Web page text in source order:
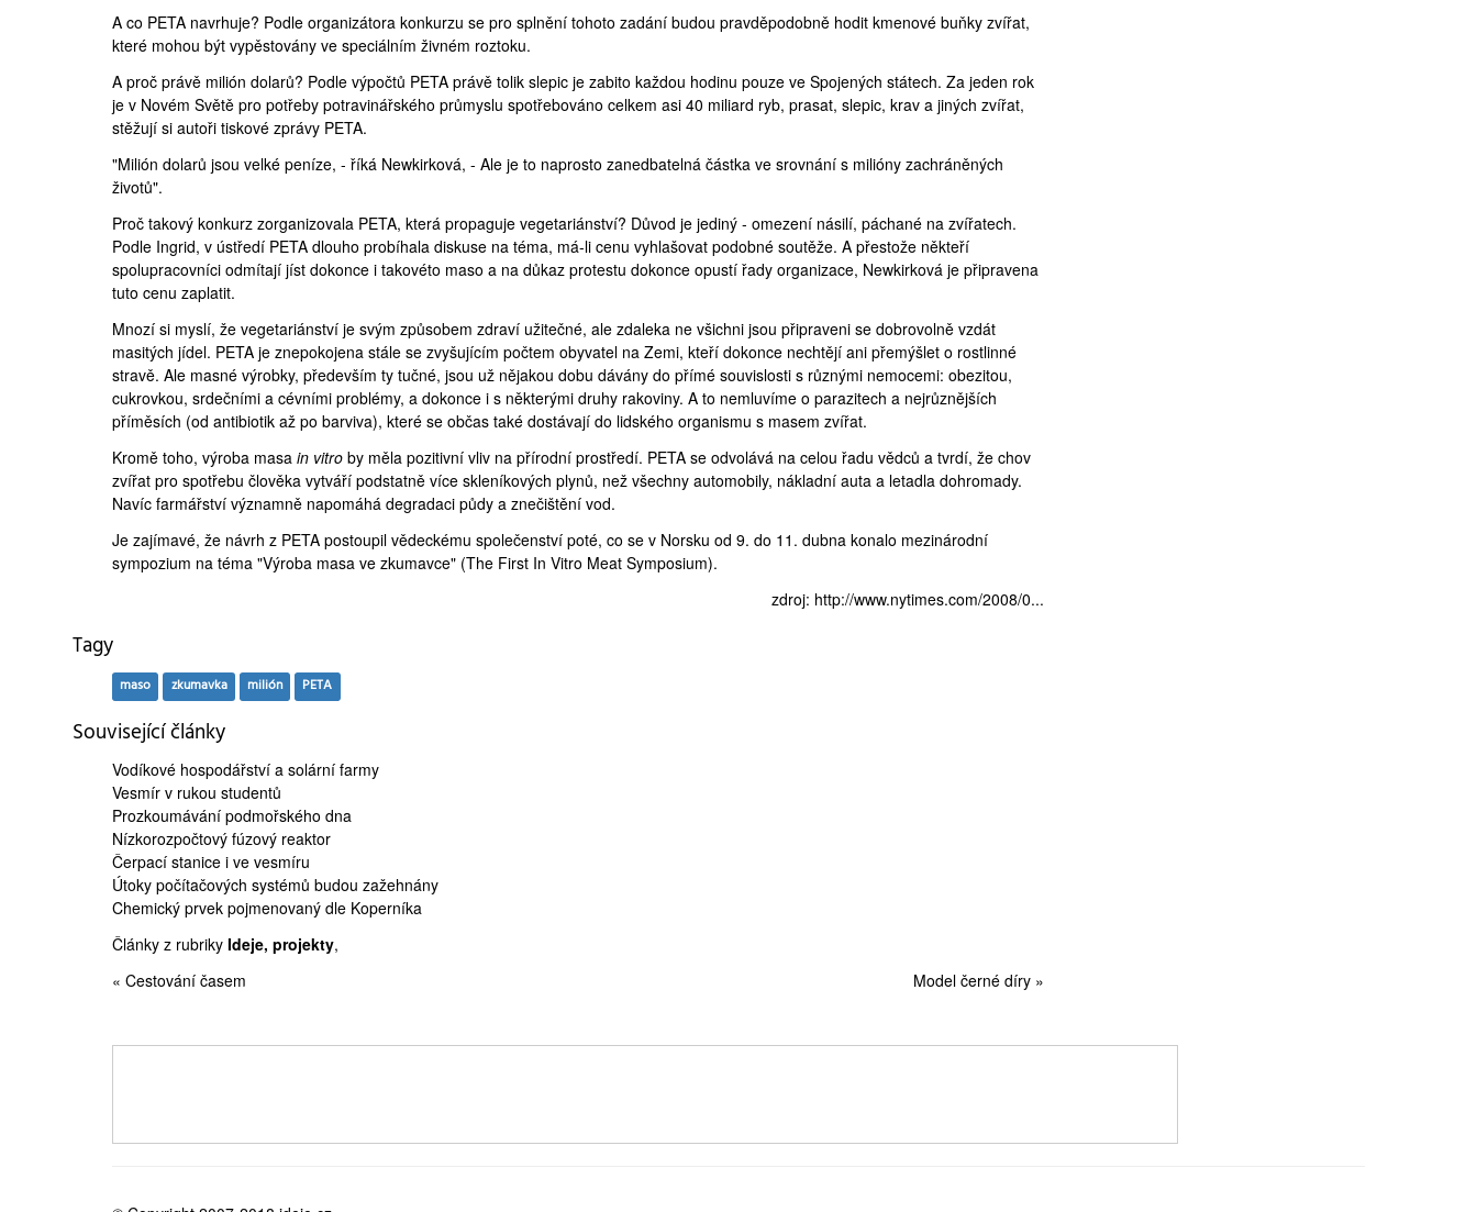
A co PETA navrhuje? Podle organizátora konkurzu se pro splnění tohoto zadání budou pravděpodobně hodit kmenové buňky zvířat,
které mohou být vypěstovány ve speciálním živném roztoku.
A proč právě milión dolarů? Podle výpočtů PETA právě tolik slepic je zabito každou hodinu pouze ve Spojených státech. Za jeden rok
je v Novém Světě pro potřeby potravinářského průmyslu spotřebováno celkem asi 40 miliard ryb, prasat, slepic, krav a jiných zvířat,
stěžují si autoři tiskové zprávy PETA.
"Milión dolarů jsou velké peníze, - říká Newkirková, - Ale je to naprosto zanedbatelná částka ve srovnání s milióny zachráněných
životů".
Proč takový konkurz zorganizovala PETA, která propaguje vegetariánství? Důvod je jediný - omezení násilí, páchané na zvířatech.
Podle Ingrid, v ústředí PETA dlouho probíhala diskuse na téma, má-li cenu vyhlašovat podobné soutěže. A přestože někteří
spolupracovníci odmítají jíst dokonce i takovéto maso a na důkaz protestu dokonce opustí řady organizace, Newkirková je připravena
tuto cenu zaplatit.
Mnozí si myslí, že vegetariánství je svým způsobem zdraví užitečné, ale zdaleka ne všichni jsou připraveni se dobrovolně vzdát
masitých jídel. PETA je znepokojena stále se zvyšujícím počtem obyvatel na Zemi, kteří dokonce nechtějí ani přemýšlet o rostlinné
stravě. Ale masné výrobky, především ty tučné, jsou už nějakou dobu dávány do přímé souvislosti s různými nemocemi: obezitou,
cukrovkou, srdečními a cévními problémy, a dokonce i s některými druhy rakoviny. A to nemluvíme o parazitech a nejrůznějších
příměsích (od antibiotik až po barviva), které se občas také dostávají do lidského organismu s masem zvířat.
Kromě toho, výroba masa in vitro by měla pozitivní vliv na přírodní prostředí. PETA se odvolává na celou řadu vědců a tvrdí, že chov
zvířat pro spotřebu člověka vytváří podstatně více skleníkových plynů, než všechny automobily, nákladní auta a letadla dohromady.
Navíc farmářství významně napomáhá degradaci půdy a znečištění vod.
Je zajímavé, že návrh z PETA postoupil vědeckému společenství poté, co se v Norsku od 9. do 11. dubna konalo mezinárodní
sympozium na téma "Výroba masa ve zkumavce" (The First In Vitro Meat Symposium).
zdroj: http://www.nytimes.com/2008/0...
Tagy
maso zkumavka milión PETA
Související články
Vodíkové hospodářství a solární farmy
Vesmír v rukou studentů
Prozkoumávání podmořského dna
Nízkorozpočtový fúzový reaktor
Čerpací stanice i ve vesmíru
Útoky počítačových systémů budou zažehnány
Chemický prvek pojmenovaný dle Koperníka
Články z rubriky Ideje, projekty,
« Cestování časem
Model černé díry »